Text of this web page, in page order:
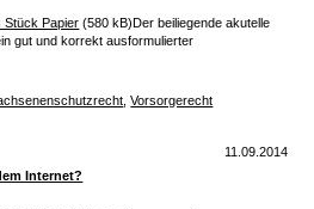
Stück Papier (580 kB)Der beiliegende akutelle
gut und korrekt ausformulierter
,Vorsorgerecht
11.09.2014
Internet?